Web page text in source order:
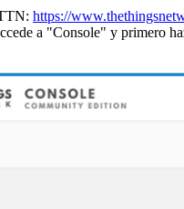
https://
a "Console" y primero